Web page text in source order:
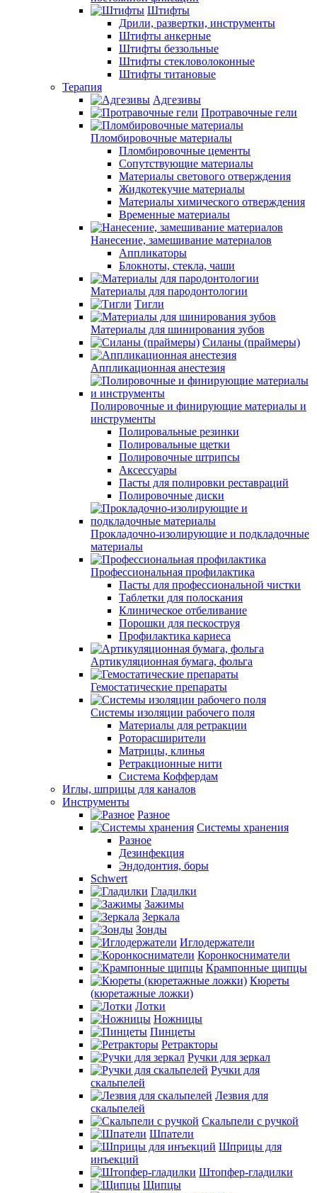
Штифты
Дрили, развертки, инструменты
Штифты анкерные
Штифты беззольные
Штифты стекловолоконные
Штифты титановые
Терапия
Адгезивы
Протравочные гели
Пломбировочные материалы
Пломбировочные цементы
Сопутствующие материалы
Материалы светового отверждения
Жидкотекучие материалы
Материалы химического отверждения
Временные материалы
Нанесение, замешивание материалов
Аппликаторы
Блокноты, стекла, чаши
Материалы для пародонтологии
Тигли
Материалы для шинирования зубов
Силаны (праймеры)
Аппликационная анестезия
Полировочные и финирующие материалы и
инструменты
Полировальные резинки
Полировальные щетки
Полировочные штрипсы
Аксессуары
Пасты для полировки реставраций
Полировочные диски
Прокладочно-изолирующие и подкладочные
материалы
Профессиональная профилактика
Пасты для профессиональной чистки
Таблетки для полоскания
Клиническое отбеливание
Порошки для пескоструя
Профилактика кариеса
Артикуляционная бумага, фольга
Гемостатические препараты
Системы изоляции рабочего поля
Материалы для ретракции
Роторасширители
Матрицы, клинья
Ретракционные нити
Система Коффердам
Иглы, шприцы для каналов
Инструменты
Разное
Системы хранения
Разное
Дезинфекция
Эндодонтия, боры
Schwert
Гладилки
Зажимы
Зеркала
Зонды
Иглодержатели
Коронкосниматели
Крампонные щипцы
Кюреты
(кюретажные ложки)
Лотки
Ножницы
Пинцеты
Ретракторы
Ручки для зеркал
Ручки для
скальпелей
Лезвия для
скальпелей
Скальпели с ручкой
Шпатели
Шприцы для
инъекций
Штопфер-гладилки
Щипцы